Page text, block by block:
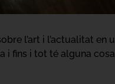
l’art i l’actualitat
i fins i tot té alguna